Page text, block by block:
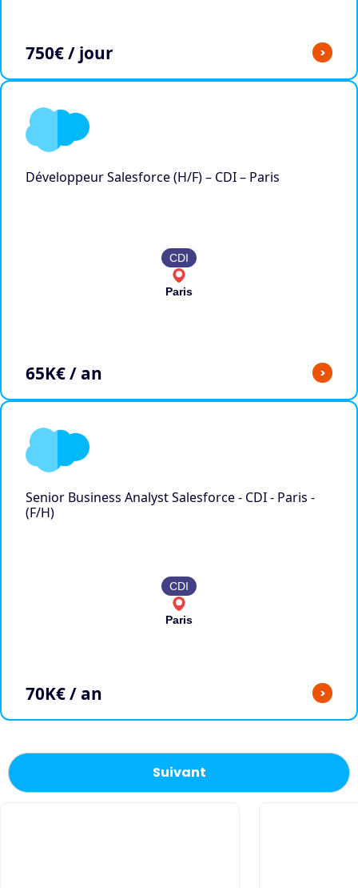
750€ / jour >
Développeur Salesforce (H/F) – CDI – Paris
CDI
Paris
65K€ / an >
Senior Business Analyst Salesforce - CDI - Paris -
(F/H)
CDI
Paris
70K€ / an >
Suivant